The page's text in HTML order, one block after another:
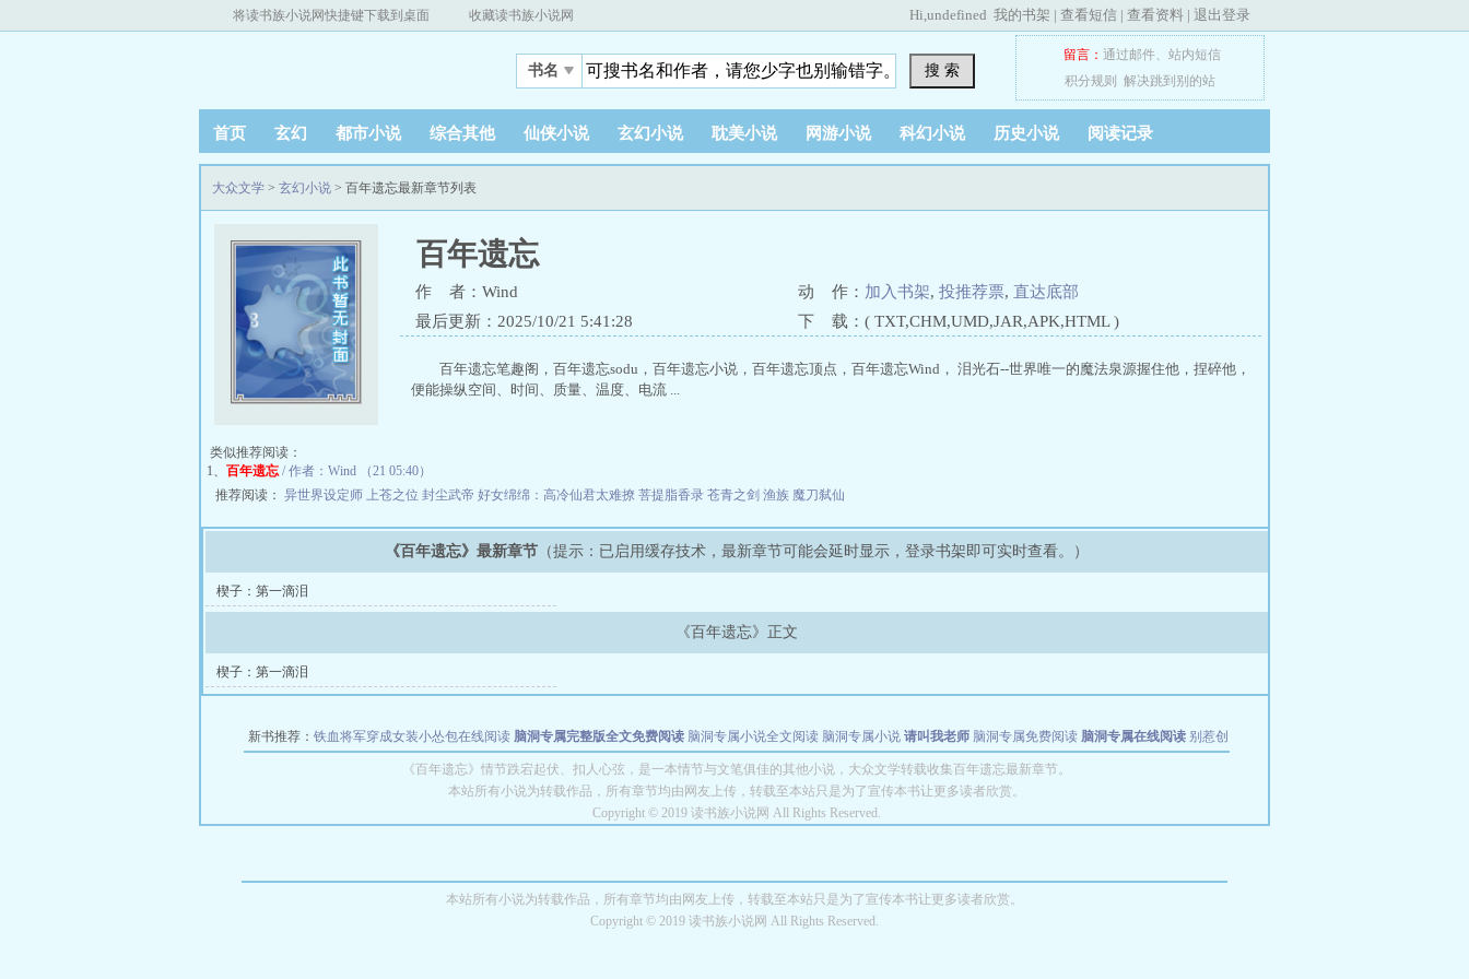
将读书族小说网快捷键下载到桌面 收藏读书族小说网 Hi,undefined 我的书架 | 查看短信 | 查看资料 | 退出登录
书名 搜 索
留言： 通过邮件、 站内短信
积分规则
解决跳到别的站
首页 玄幻 都市小说 综合其他 仙侠小说 玄幻小说 耽美小说 网游小说 科幻小说 历史小说 阅读记录
大众文学 > 玄幻小说 > 百年遗忘最新章节列表
百年遗忘
作 者：Wind 动 作： 加入书架, 投推荐票, 直达底部
最后更新：2025/10/21 5:41:28
下 载：( TXT,CHM,UMD,JAR,APK,HTML )
百年遗忘笔趣阁，百年遗忘sodu，百年遗忘小说，百年遗忘顶点，百年遗忘Wind， 泪光石--世界唯一的魔法泉源握住他，捏碎他，
便能操纵空间、时间、质量、温度、电流 ...
类似推荐阅读：
1、 百年遗忘/ 作者：Wind （21 05:40）
推荐阅读： 异世界设定师 上苍之位 封尘武帝 好女绵绵：高冷仙君太难撩 菩提脂香录 苍青之剑 渔族 魔刀弑仙
《百年遗忘》最新章节 （提示：已启用缓存技术，最新章节可能会延时显示，登录书架即可实时查看。）
楔子：第一滴泪
《百年遗忘》正文
楔子：第一滴泪
新书推荐： 铁血将军穿成女装小怂包在线阅读 脑洞专属完整版全文免费阅读 脑洞专属小说全文阅读 脑洞专属小说 请叫我老师 脑洞专属免费阅读 脑洞专属在线阅读 别惹创
世者
穿书第一天就结婚小说全文阅读
《百年遗忘》情节跌宕起伏、扣人心弦，是一本情节与文笔俱佳的其他小说，大众文学转载收集百年遗忘最新章节。
本站所有小说为转载作品，所有章节均由网友上传，转载至本站只是为了宣传本书让更多读者欣赏。
Copyright © 2019 读书族小说网 All Rights Reserved.
本站所有小说为转载作品，所有章节均由网友上传，转载至本站只是为了宣传本书让更多读者欣赏。
Copyright © 2019 读书族小说网 All Rights Reserved.